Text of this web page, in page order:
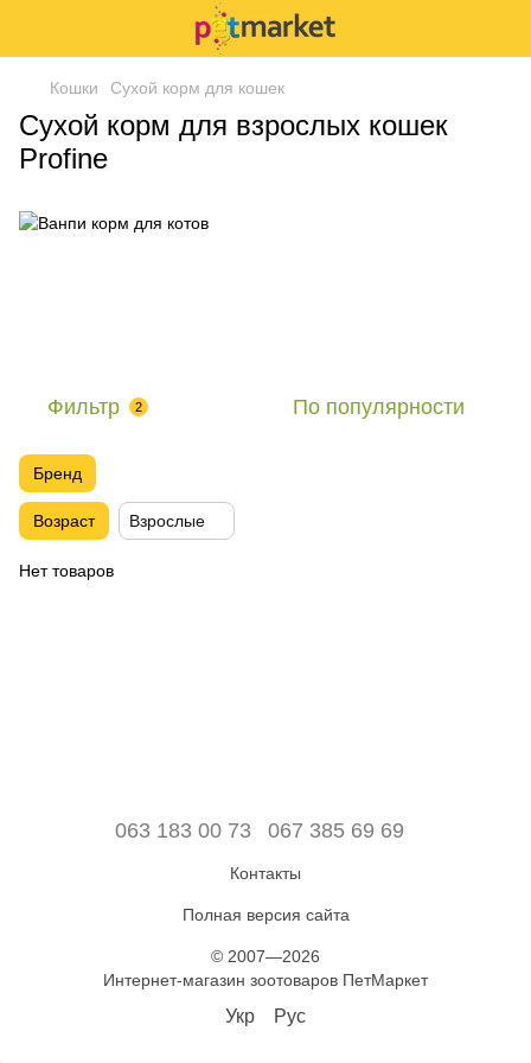
Кошки Сухой корм для кошек
Сухой корм для взрослых кошек
Profine
Фильтр 2 По популярности
Бренд
Возраст Взрослые
Нет товаров
063 183 00 73 067 385 69 69
Контакты
Полная версия сайта
© 2007—2026
Интернет-магазин зоотоваров ПетМаркет
Укр Рус